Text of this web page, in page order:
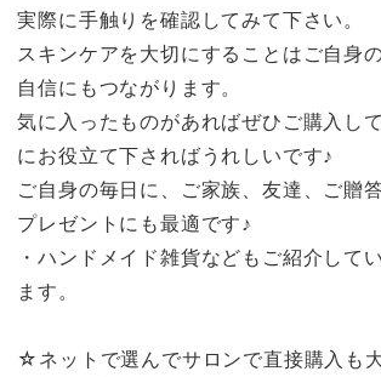
実際に手触りを確認してみて下さい。
スキンケアを大切にすることはご自身
自信にもつながります。
気に入ったものがあればぜひご購入し
にお役立て下さればうれしいです♪
ご自身の毎日に、ご家族、友達、ご贈
プレゼントにも最適です♪
・ハンドメイド雑貨などもご紹介して
ます。
☆ネットで選んでサロンで直接購入も